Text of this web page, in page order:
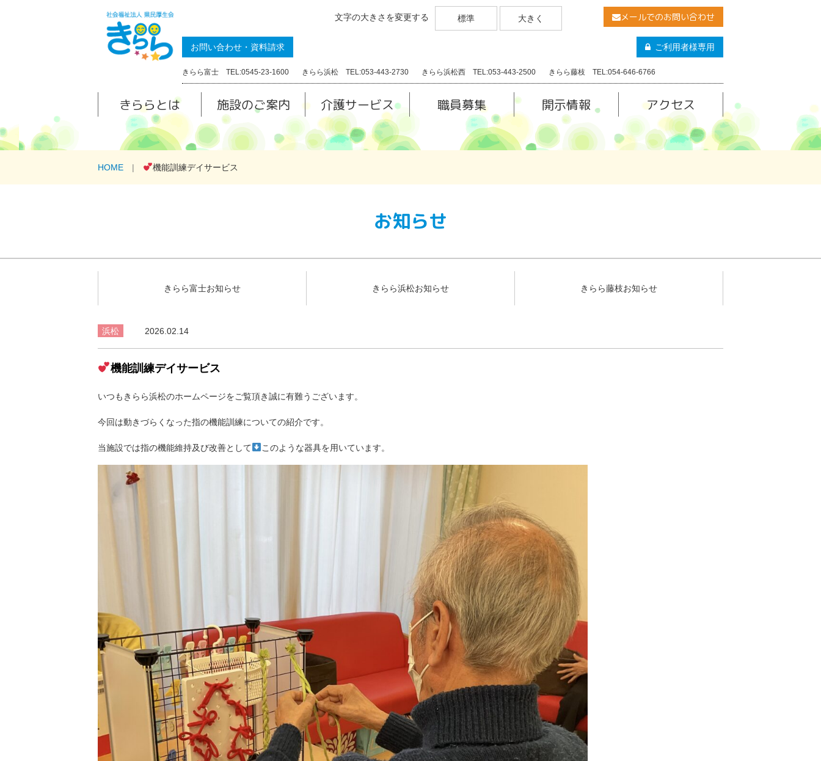
文字の大きさを変更する 標準 大きく メールでのお問い合わせ
お問い合わせ・資料請求 ご利用者様専用
きらら富士 TEL:0545-23-1600 きらら浜松 TEL:053-443-2730 きらら浜松西 TEL:053-443-2500 きらら藤枝 TEL:054-646-6766
きららとは 施設のご案内 介護サービス 職員募集 開示情報 アクセス
HOME 機能訓練デイサービス
お知らせ
きらら富士お知らせ きらら浜松お知らせ きらら藤枝お知らせ
浜松 2026.02.14
機能訓練デイサービス
いつもきらら浜松のホームページをご覧頂き誠に有難うございます。
今回は動きづらくなった指の機能訓練についての紹介です。
当施設では指の機能維持及び改善として このような器具を用いています。